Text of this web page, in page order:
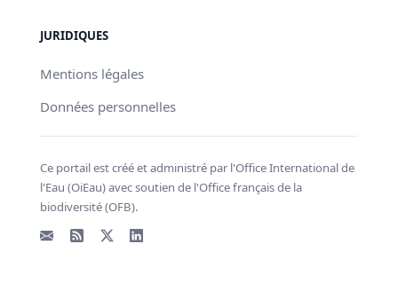
JURIDIQUES
Mentions légales
Données personnelles
Ce portail est créé et administré par l'Office International de
l'Eau (OiEau) avec soutien de l'Office français de la
biodiversité (OFB).